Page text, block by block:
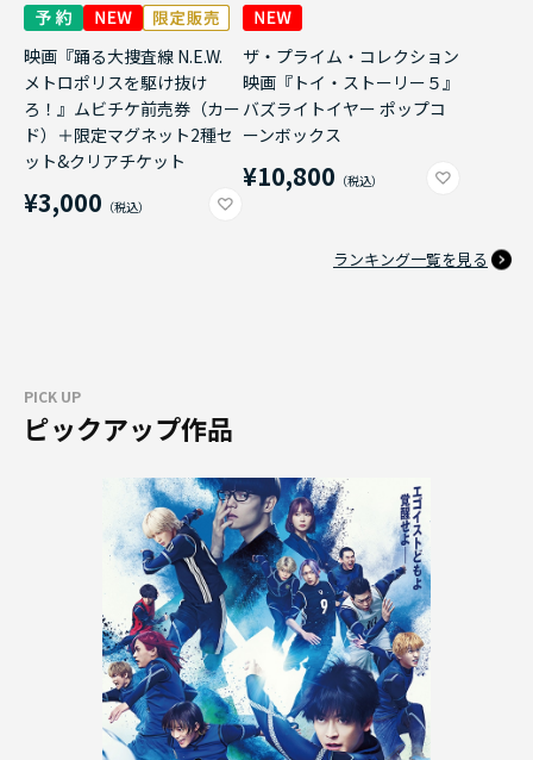
映画『踊る大捜査線 N.E.W.
メトロポリスを駆け抜け
ろ！』ムビチケ前売券（カー
ド）＋限定マグネット2種セ
ット&クリアチケット
¥3,000
ザ・プライム・コレクション
映画『トイ・ストーリー５』
バズライトイヤー ポップコ
ーンボックス
¥10,800
ランキング一覧を見る
PICK UP
ピックアップ作品